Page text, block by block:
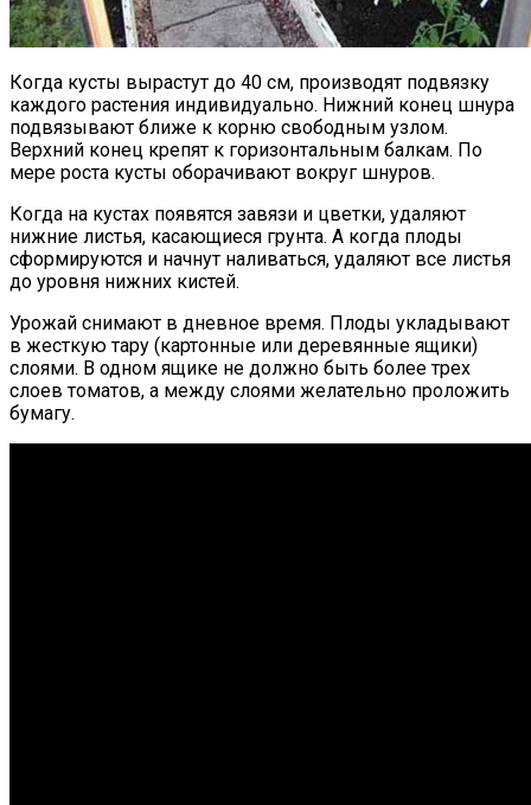
Когда кусты вырастут до 40 см, производят подвязку
каждого растения индивидуально. Нижний конец шнура
подвязывают ближе к корню свободным узлом.
Верхний конец крепят к горизонтальным балкам. По
мере роста кусты оборачивают вокруг шнуров.
Когда на кустах появятся завязи и цветки, удаляют
нижние листья, касающиеся грунта. А когда плоды
сформируются и начнут наливаться, удаляют все листья
до уровня нижних кистей.
Урожай снимают в дневное время. Плоды укладывают
в жесткую тару (картонные или деревянные ящики)
слоями. В одном ящике не должно быть более трех
слоев томатов, а между слоями желательно проложить
бумагу.